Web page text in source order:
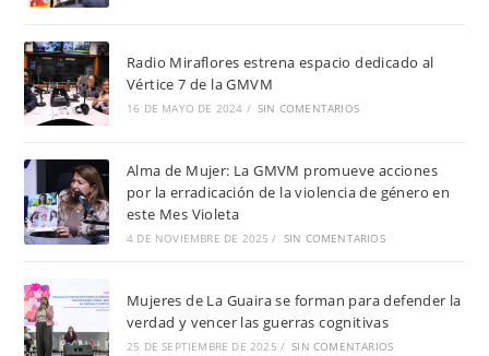
Radio Miraflores estrena espacio dedicado al
Vértice 7 de la GMVM
16 DE MAYO DE 2024 / SIN COMENTARIOS
Alma de Mujer: La GMVM promueve acciones
por la erradicación de la violencia de género en
este Mes Violeta
4 DE NOVIEMBRE DE 2025 / SIN COMENTARIOS
Mujeres de La Guaira se forman para defender la
verdad y vencer las guerras cognitivas
25 DE SEPTIEMBRE DE 2025 / SIN COMENTARIOS